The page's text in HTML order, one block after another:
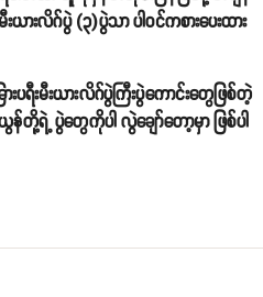
းလိဂ်ပွဲ (၃)ပွဲသာ ပါဝင်ကစားပေးထား
ရီးမီးယားလိဂ်ပွဲကြီးပွဲကောင်းတွေဖြစ်တဲ့
တို့ရဲ့ ပွဲတွေကိုပါ လွဲချော်တော့မှာ ဖြစ်ပါ